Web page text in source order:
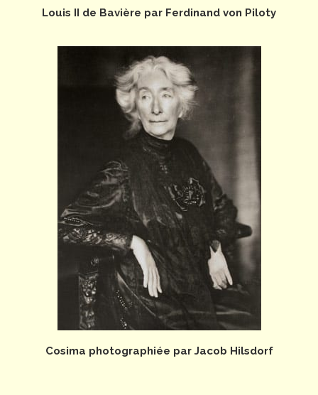
Louis II de Bavière par Ferdinand von Piloty
Cosima photographiée par Jacob Hilsdorf